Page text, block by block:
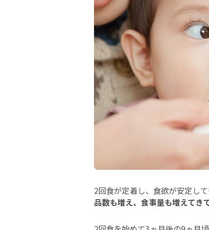
2回食が定着し、食欲が安定して
品数も増え、食事量も増えてき